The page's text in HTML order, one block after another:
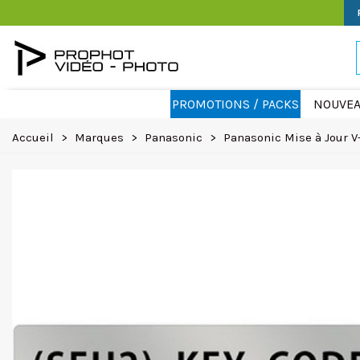
PROMOTIONS / PACKS
Accueil > Marques > Panasonic > Panasonic Mise à Jour